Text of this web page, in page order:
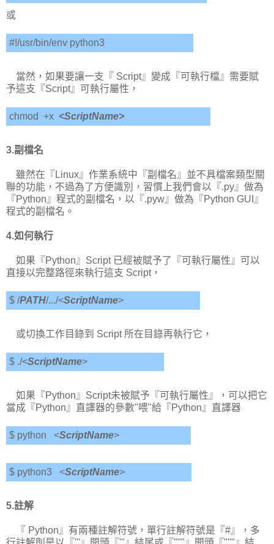
或
#!/usr/bin/env python3
當然，如果要讓一支『 Script』變成『可執行檔』需要賦
予這支『Script』可執行屬性，
chmod +x <ScriptName>
3.副檔名
雖然在『Linux』作業系統中『副檔名』並不具檔案類型關
聯的功能，不過為了方便識別，習慣上我們會以『.py』做為
『Python』程式的副檔名，以『.pyw』做為『Python GUI』
程式的副檔名。
4.如何執行
如果『Python』Script 已經被賦予了『可執行屬性』可以
直接以完整路徑來執行這支 Script，
$ /PATH/.../<ScriptName>
或切換工作目錄到 Script 所在目錄再執行它，
$ ./<ScriptName>
如果『Python』Script未被賦予『可執行屬性』，可以把它
當成『Python』直譯器的參數"喂"給『Python』直譯器
$ python <ScriptName>
$ python3 <ScriptName>
5.註解
『 Python』有兩種註解符號，單行註解符號是『#』，多